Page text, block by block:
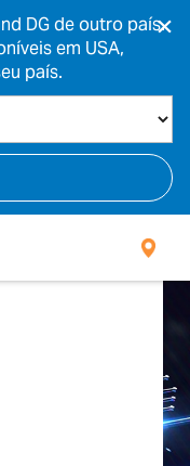
DG de outro país.
em USA,
país.
×